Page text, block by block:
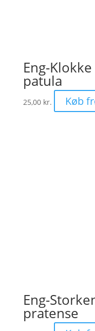
Eng-
patula
25,00 kr. Køb
Eng-
pratense